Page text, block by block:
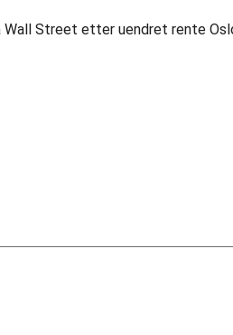
Street etter uendret rente